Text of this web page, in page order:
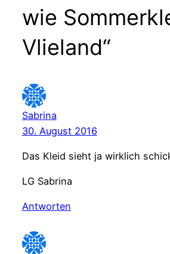
wie
Vlieland“
Sabrina
30. August 2016
Das Kleid sieht ja wirklich
LG Sabrina
Antworten